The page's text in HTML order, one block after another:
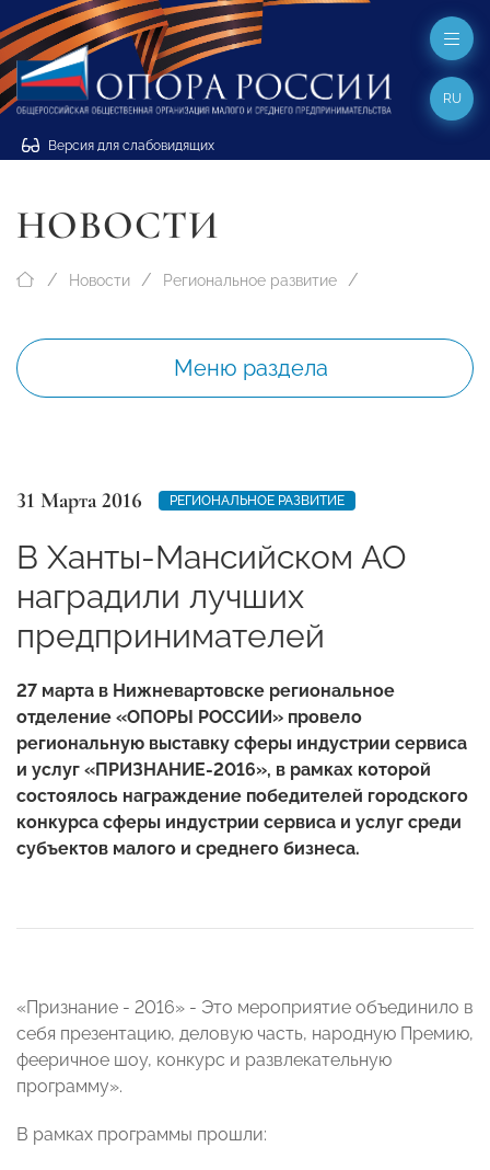
Версия для слабовидящих
RU
НОВОСТИ
Новости Региональное развитие
Меню раздела
31 Марта 2016 РЕГИОНАЛЬНОЕ РАЗВИТИЕ
В Ханты-Мансийском АО
наградили лучших
предпринимателей
27 марта в Нижневартовске региональное
отделение «ОПОРЫ РОССИИ» провело
региональную выставку сферы индустрии сервиса
и услуг «ПРИЗНАНИЕ-2016», в рамках которой
состоялось награждение победителей городского
конкурса сферы индустрии сервиса и услуг среди
субъектов малого и среднего бизнеса.
«Признание - 2016» - Это мероприятие объединило в
себя презентацию, деловую часть, народную Премию,
фееричное шоу, конкурс и развлекательную
программу».
В рамках программы прошли: